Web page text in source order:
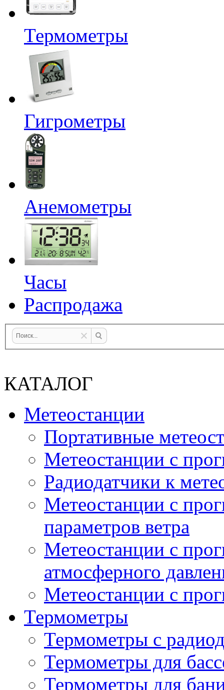
Термометры
Гигрометры
Анемометры
Часы
Распродажа
КАТАЛОГ
Метеостанции
Портативные
Метеостанции с
Радиодатчики к
Метеостанции с
параметров ветра
Метеостанции с
атмосферного
Метеостанции с
Термометры
Термометры с
Термометры для
Термометры для